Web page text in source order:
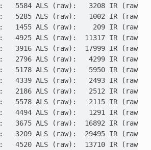
5584 ALS (raw):   3208 IR
5285 ALS (raw):   1002 IR
1455 ALS (raw):    209 IR
4925 ALS (raw):  11317 IR
3916 ALS (raw):  17999 IR
2796 ALS (raw):   4299 IR
5178 ALS (raw):   5950 IR
4339 ALS (raw):   2493 IR
2186 ALS (raw):   2512 IR
5578 ALS (raw):   2115 IR
4494 ALS (raw):   1291 IR
3675 ALS (raw):  16892 IR
3209 ALS (raw):  29495 IR
4520 ALS (raw):  13710 IR